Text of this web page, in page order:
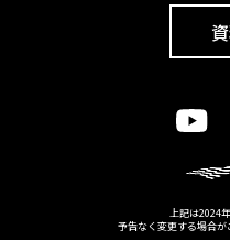
上記は2024
予告なく変更する場合が